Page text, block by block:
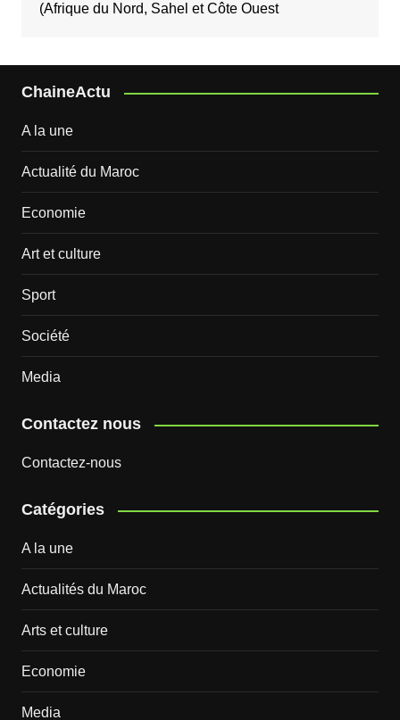
(Afrique du Nord, Sahel et Côte Ouest
ChaineActu
A la une
Actualité du Maroc
Economie
Art et culture
Sport
Société
Media
Contactez nous
Contactez-nous
Catégories
A la une
Actualités du Maroc
Arts et culture
Economie
Media